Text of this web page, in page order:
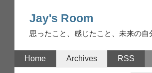
Jay's Room
思ったこと、感じたこと、未来の
Home Archives RSS